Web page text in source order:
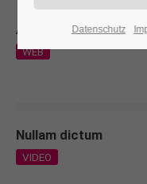
Aenean
WEB
Nullam dictum
VIDEO
Datenschutz